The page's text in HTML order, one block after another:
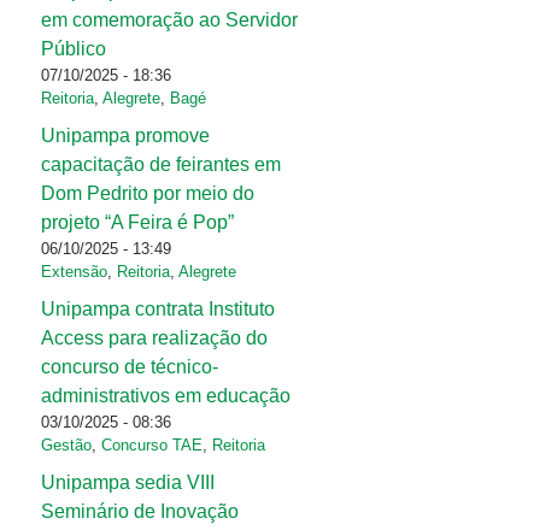
em comemoração ao Servidor
Público
07/10/2025 - 18:36
Reitoria, Alegrete, Bagé
Unipampa promove
capacitação de feirantes em
Dom Pedrito por meio do
projeto “A Feira é Pop”
06/10/2025 - 13:49
Extensão, Reitoria, Alegrete
Unipampa contrata Instituto
Access para realização do
concurso de técnico-
administrativos em educação
03/10/2025 - 08:36
Gestão, Concurso TAE, Reitoria
Unipampa sedia VIII
Seminário de Inovação